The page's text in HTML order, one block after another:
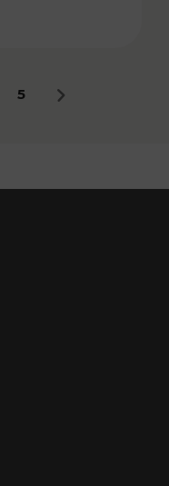
5 Nächstes